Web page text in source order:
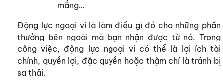
mắng…
Động lực ngoại vi là làm điều gì đó cho những phần
thưởng bên ngoài mà bạn nhận được từ nó. Trong
công việc, động lực ngoại vi có thể là lợi ích tài
chính, quyền lợi, đặc quyền hoặc thậm chí là tránh bị
sa thải.